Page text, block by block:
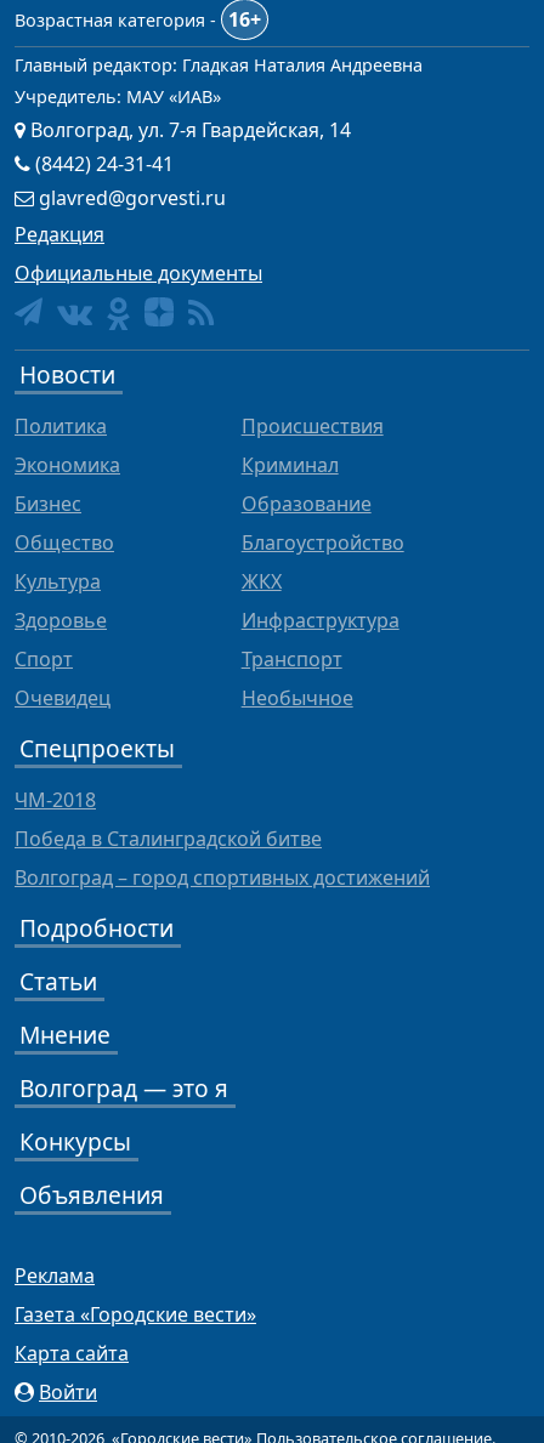
Возрастная категория -
16+
Главный редактор: Гладкая Наталия Андреевна
Учредитель: МАУ «ИАВ»
Волгоград, ул. 7-я Гвардейская, 14
(8442) 24-31-41
glavred@gorvesti.ru
Редакция
Официальные документы
Новости
Политика
Экономика
Бизнес
Общество
Культура
Здоровье
Спорт
Очевидец
Происшествия
Криминал
Образование
Благоустройство
ЖКХ
Инфраструктура
Транспорт
Необычное
Спецпроекты
ЧМ-2018
Победа в Сталинградской битве
Волгоград – город спортивных достижений
Подробности
Статьи
Мнение
Волгоград — это я
Конкурсы
Объявления
Реклама
Газета «Городские вести»
Карта сайта
Войти
© 2010-2026, «Городские вести» Пользовательское соглашение.